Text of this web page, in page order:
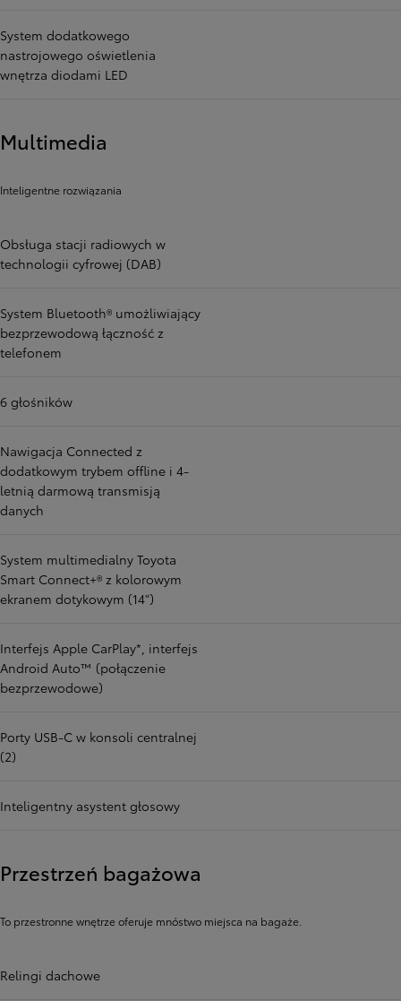
System dodatkowego
nastrojowego oświetlenia
wnętrza diodami LED
Multimedia
Inteligentne rozwiązania
Obsługa stacji radiowych w
technologii cyfrowej (DAB)
System Bluetooth® umożliwiający
bezprzewodową łączność z
telefonem
6 głośników
Nawigacja Connected z
dodatkowym trybem offline i 4-
letnią darmową transmisją
danych
System multimedialny Toyota
Smart Connect+® z kolorowym
ekranem dotykowym (14")
Interfejs Apple CarPlay*, interfejs
Android Auto™ (połączenie
bezprzewodowe)
Porty USB-C w konsoli centralnej
(2)
Inteligentny asystent głosowy
Przestrzeń bagażowa
To przestronne wnętrze oferuje mnóstwo miejsca na bagaże.
Relingi dachowe